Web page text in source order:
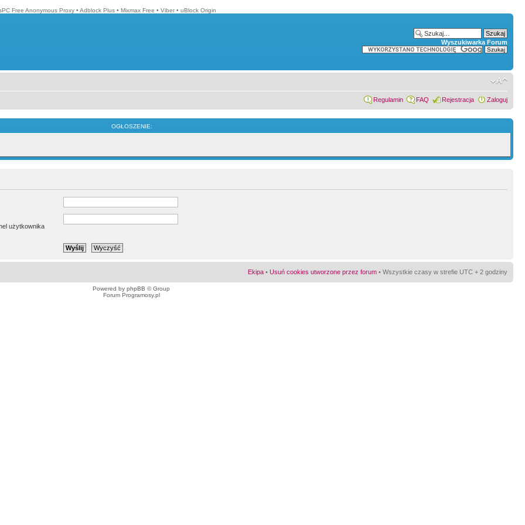
Free Anonymous Proxy • Adblock Plus • Mixmax Free • Viber • uBlock Origin
Wyszukiwarka Forum
Regulamin FAQ Rejestracja Zaloguj
OGŁOSZENIE:
użytkownika
Ekipa • Usuń cookies utworzone przez forum • Wszystkie czasy w strefie UTC + 2 godziny
Powered by phpBB © Group
Forum Programosy.pl